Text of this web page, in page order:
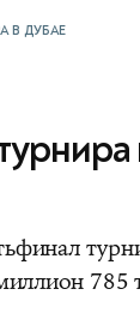
В ДУБАЕ
785